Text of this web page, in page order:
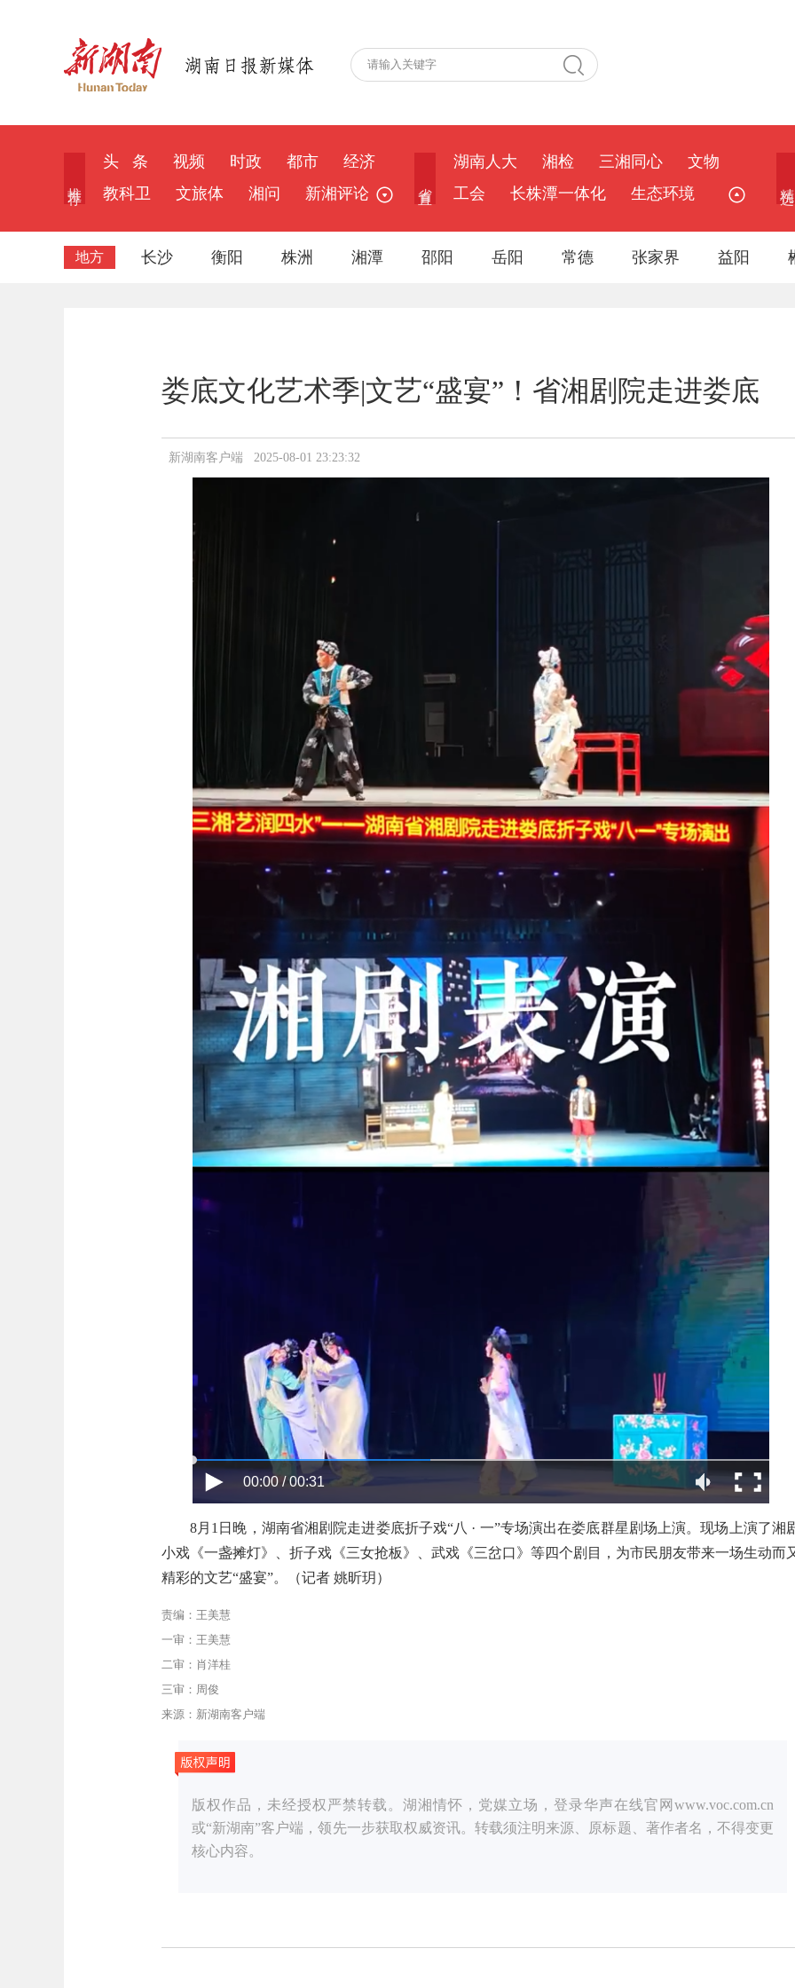
头 条 视频 时政 都市
经济
教科卫
文旅体 湘问 新湘评论
湖南人大 湘检 三湘同心
文物
工会
长株潭一体化 生态环境
地方 长沙 衡阳 株洲 湘潭 邵阳 岳阳 常德 张家界 益阳
娄底文化艺术季|文艺“盛宴”！省湘剧院走进娄底
新湖南客户端 2025-08-01 23:23:32
00:00 / 00:31
8月1日晚，湖南省湘剧院走进娄底折子戏“八 · 一”专场演出在娄底群星剧场上演。现场上演了湘
小戏《一盏摊灯》、折子戏《三女抢板》、武戏《三岔口》等四个剧目，为市民朋友带来一场生动而
精彩的文艺“盛宴”。（记者 姚昕玥）
责编：王美慧
一审：王美慧
二审：肖洋桂
三审：周俊
来源：新湖南客户端
版权作品，未经授权严禁转载。湖湘情怀，党媒立场，登录华声在线官网www.voc.com.cn
或“新湖南”客户端，领先一步获取权威资讯。转载须注明来源、原标题、著作者名，不得变更
核心内容。